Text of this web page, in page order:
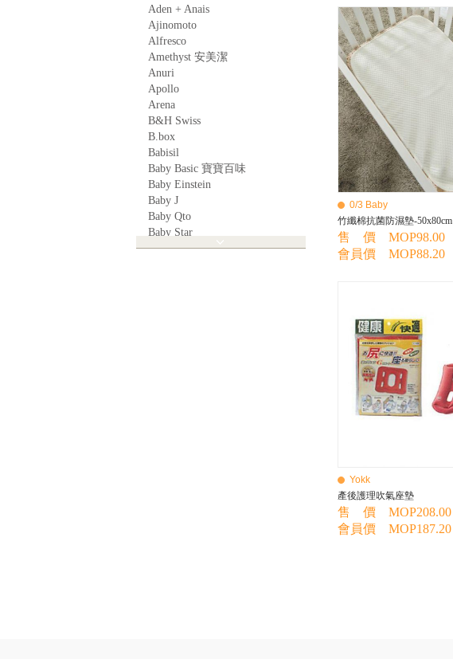
Aden + Anais
Ajinomoto
Alfresco
Amethyst 安美潔
Anuri
Apollo
Arena
B&H Swiss
B.box
Babisil
Baby Basic 寶寶百味
Baby Einstein
Baby J
Baby Qto
Baby Star
BabyBest
0/3 Baby
竹纖棉抗菌防濕墊-50x80cm
售 價 MOP98.00
會員價 MOP88.20
Yokk
產後護理吹氣座墊
售 價 MOP208.00
會員價 MOP187.20